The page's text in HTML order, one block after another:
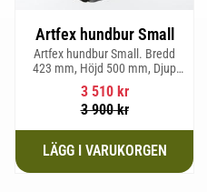
Artfex hundbur Small
Artfex hundbur Small. Bredd
423 mm, Höjd 500 mm, Djup
670 mm och vikt 12,1 kg.
3 510kr
3 900kr